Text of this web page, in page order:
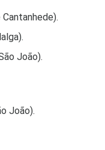
João).
João).